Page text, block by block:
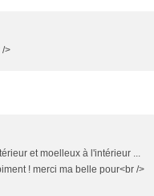
/>
et moelleux à l'intérieur ...
! merci ma belle pour<br />